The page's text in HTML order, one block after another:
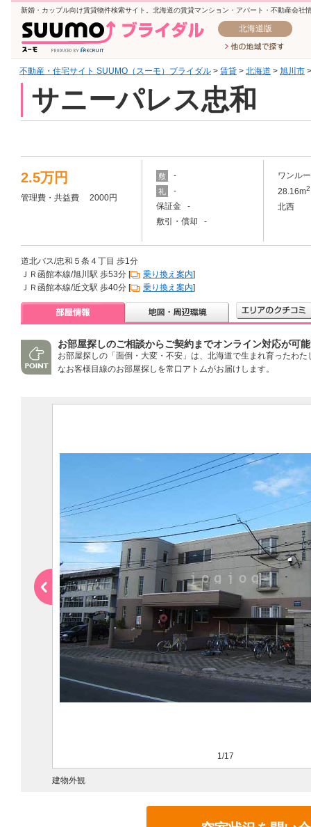
新婚・カップル向け賃貸物件検索サイト。北海道の賃貸マンション・アパート・不動産会社
北海道版
不動産・住宅サイト SUUMO（スーモ）ブライダル > 賃貸 > 北海道 > 旭川市
サニーパレス忠和
2.5万円
管理費・共益費 2000円
敷 -
礼
-
保証金 -
敷引・償却 -
ワンル
28.16m2
北西
道北バス/忠和５条４丁目 歩1分
ＪＲ函館本線/旭川駅 歩53分 [
乗り換え案内]
ＪＲ函館本線/近文駅 歩40分 [
乗り換え案内]
お部屋探しのご相談からご契約までオンライン対応が可
お部屋探しの「面倒・大変・不安」は、北海道で生まれ育ったわ
なお客様目線のお部屋探しを常口アトムがお届けします。
1/17
建物外観